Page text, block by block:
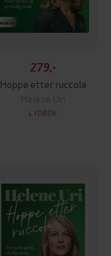
279,-
Hoppe etter ruccola
Helene Uri
LYDBOK